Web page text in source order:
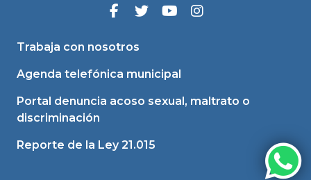
Trabaja con nosotros
Agenda telefónica municipal
Portal denuncia acoso sexual, maltrato o
discriminación
Reporte de la Ley 21.015